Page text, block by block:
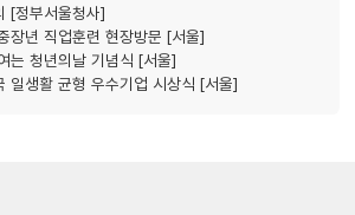
[정부서울청사]
장년 직업훈련 현장방문 [서울]
는 청년의날 기념식 [서울]
일생활 균형 우수기업 시상식 [서울]